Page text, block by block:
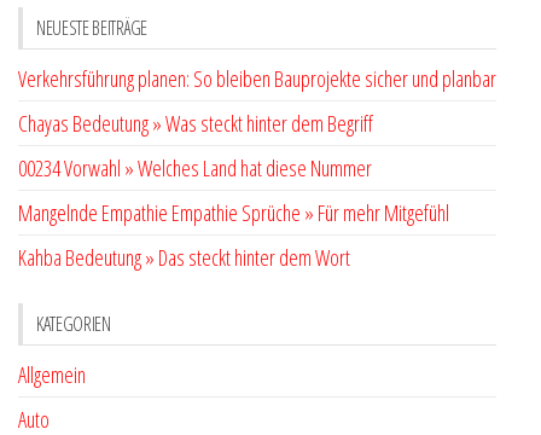
NEUESTE BEITRÄGE
Verkehrsführung planen: So bleiben Bauprojekte sicher und planbar
Chayas Bedeutung » Was steckt hinter dem Begriff
00234 Vorwahl » Welches Land hat diese Nummer
Mangelnde Empathie Empathie Sprüche » Für mehr Mitgefühl
Kahba Bedeutung » Das steckt hinter dem Wort
KATEGORIEN
Allgemein
Auto